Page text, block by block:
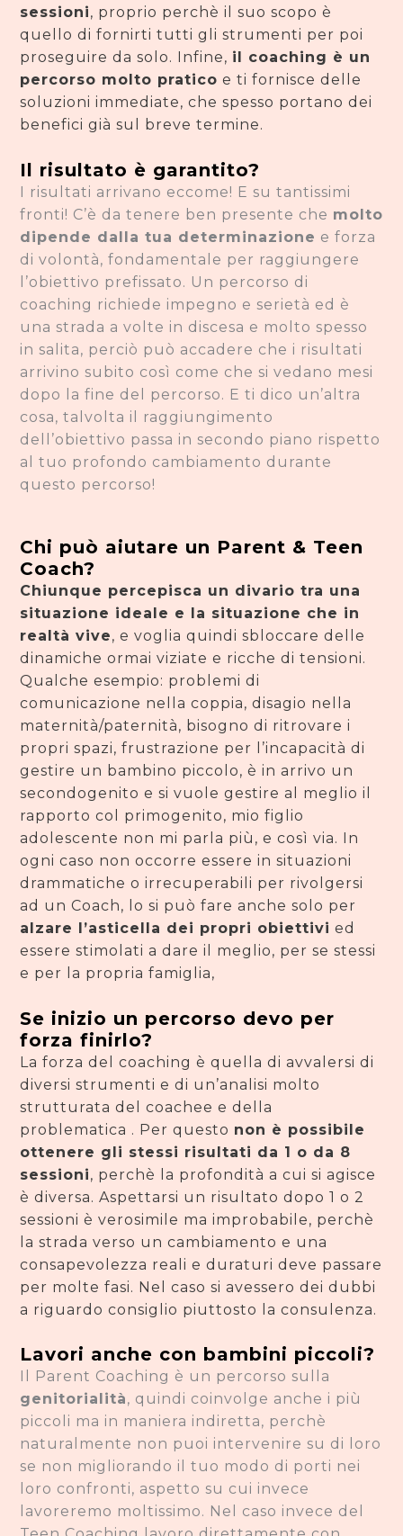
sessioni, proprio perchè il suo scopo è
quello di fornirti tutti gli strumenti per poi
proseguire da solo. Infine, il coaching è un
percorso molto pratico e ti fornisce delle
soluzioni immediate, che spesso portano dei
benefici già sul breve termine.
Il risultato è garantito?
I risultati arrivano eccome! E su tantissimi
fronti! C’è da tenere ben presente che molto
dipende dalla tua determinazione e forza
di volontà, fondamentale per raggiungere
l’obiettivo prefissato. Un percorso di
coaching richiede impegno e serietà ed è
una strada a volte in discesa e molto spesso
in salita, perciò può accadere che i risultati
arrivino subito così come che si vedano mesi
dopo la fine del percorso. E ti dico un’altra
cosa, talvolta il raggiungimento
dell’obiettivo passa in secondo piano rispetto
al tuo profondo cambiamento durante
questo percorso!
Chi può aiutare un Parent & Teen
Coach?
Chiunque percepisca un divario tra una
situazione ideale e la situazione che in
realtà vive, e voglia quindi sbloccare delle
dinamiche ormai viziate e ricche di tensioni.
Qualche esempio: problemi di
comunicazione nella coppia, disagio nella
maternità/paternità, bisogno di ritrovare i
propri spazi, frustrazione per l’incapacità di
gestire un bambino piccolo, è in arrivo un
secondogenito e si vuole gestire al meglio il
rapporto col primogenito, mio figlio
adolescente non mi parla più, e così via. In
ogni caso non occorre essere in situazioni
drammatiche o irrecuperabili per rivolgersi
ad un Coach, lo si può fare anche solo per
alzare l’asticella dei propri obiettivi ed
essere stimolati a dare il meglio, per se stessi
e per la propria famiglia,
Se inizio un percorso devo per
forza finirlo?
La forza del coaching è quella di avvalersi di
diversi strumenti e di un’analisi molto
strutturata del coachee e della
problematica . Per questo non è possibile
ottenere gli stessi risultati da 1 o da 8
sessioni, perchè la profondità a cui si agisce
è diversa. Aspettarsi un risultato dopo 1 o 2
sessioni è verosimile ma improbabile, perchè
la strada verso un cambiamento e una
consapevolezza reali e duraturi deve passare
per molte fasi. Nel caso si avessero dei dubbi
a riguardo consiglio piuttosto la consulenza.
Lavori anche con bambini piccoli?
Il Parent Coaching è un percorso sulla
genitorialità, quindi coinvolge anche i più
piccoli ma in maniera indiretta, perchè
naturalmente non puoi intervenire su di loro
se non migliorando il tuo modo di porti nei
loro confronti, aspetto su cui invece
lavoreremo moltissimo. Nel caso invece del